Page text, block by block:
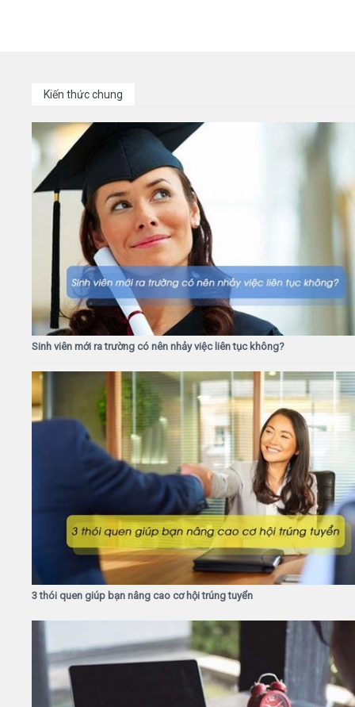
Kiến thức chung
Sinh viên mới ra trường có nên nhảy việc liên tục không?
3 thói quen giúp bạn nâng cao cơ hội trúng tuyển